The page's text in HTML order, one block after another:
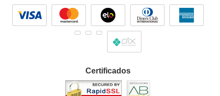
Certificados